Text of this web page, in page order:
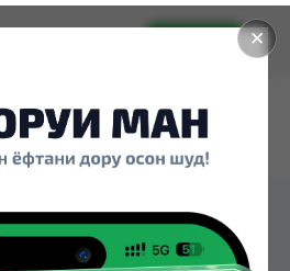
✕
Установить